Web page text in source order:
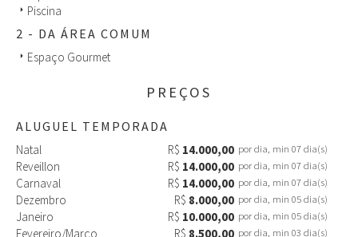
A casa é excelente para todos os roteiros:
- Gastronômico, pois fica próximo a restaurantes famosos como
Devito, Positano Diamond, Nomma Sushi, Kuay, Jay e está a 8min
do Open Shopping.
- ⁠Entretenimento e Baladas, a propriedade fica a 50m do
Donna, Ammo Beach, 300 Cosmo Beach, Cafe de La Musique e
Acqua Plage.
- E para revigorar as energias, desfrute de dias ensolarados à
beira da piscina, caminhas na praia, passeios de barco em ilhas
paradisíacas, day use nos spas da região e muito mais.
No bairro há mercados, meat shops, sorveterias, barbearias,
arrow_right Piscina
2 - DA ÁREA COMUM
arrow_right Espaço Gourmet
PREÇOS
ALUGUEL TEMPORADA
Natal R$ 14.000,00 por dia, min 07 dia(s)
Reveillon R$ 14.000,00 por dia, min 07 dia(s)
Carnaval R$ 14.000,00 por dia, min 07 dia(s)
Dezembro R$ 8.000,00 por dia, min 05 dia(s)
Janeiro R$ 10.000,00 por dia, min 05 dia(s)
Fevereiro/Março R$ 8.500,00 por dia, min 03 dia(s)